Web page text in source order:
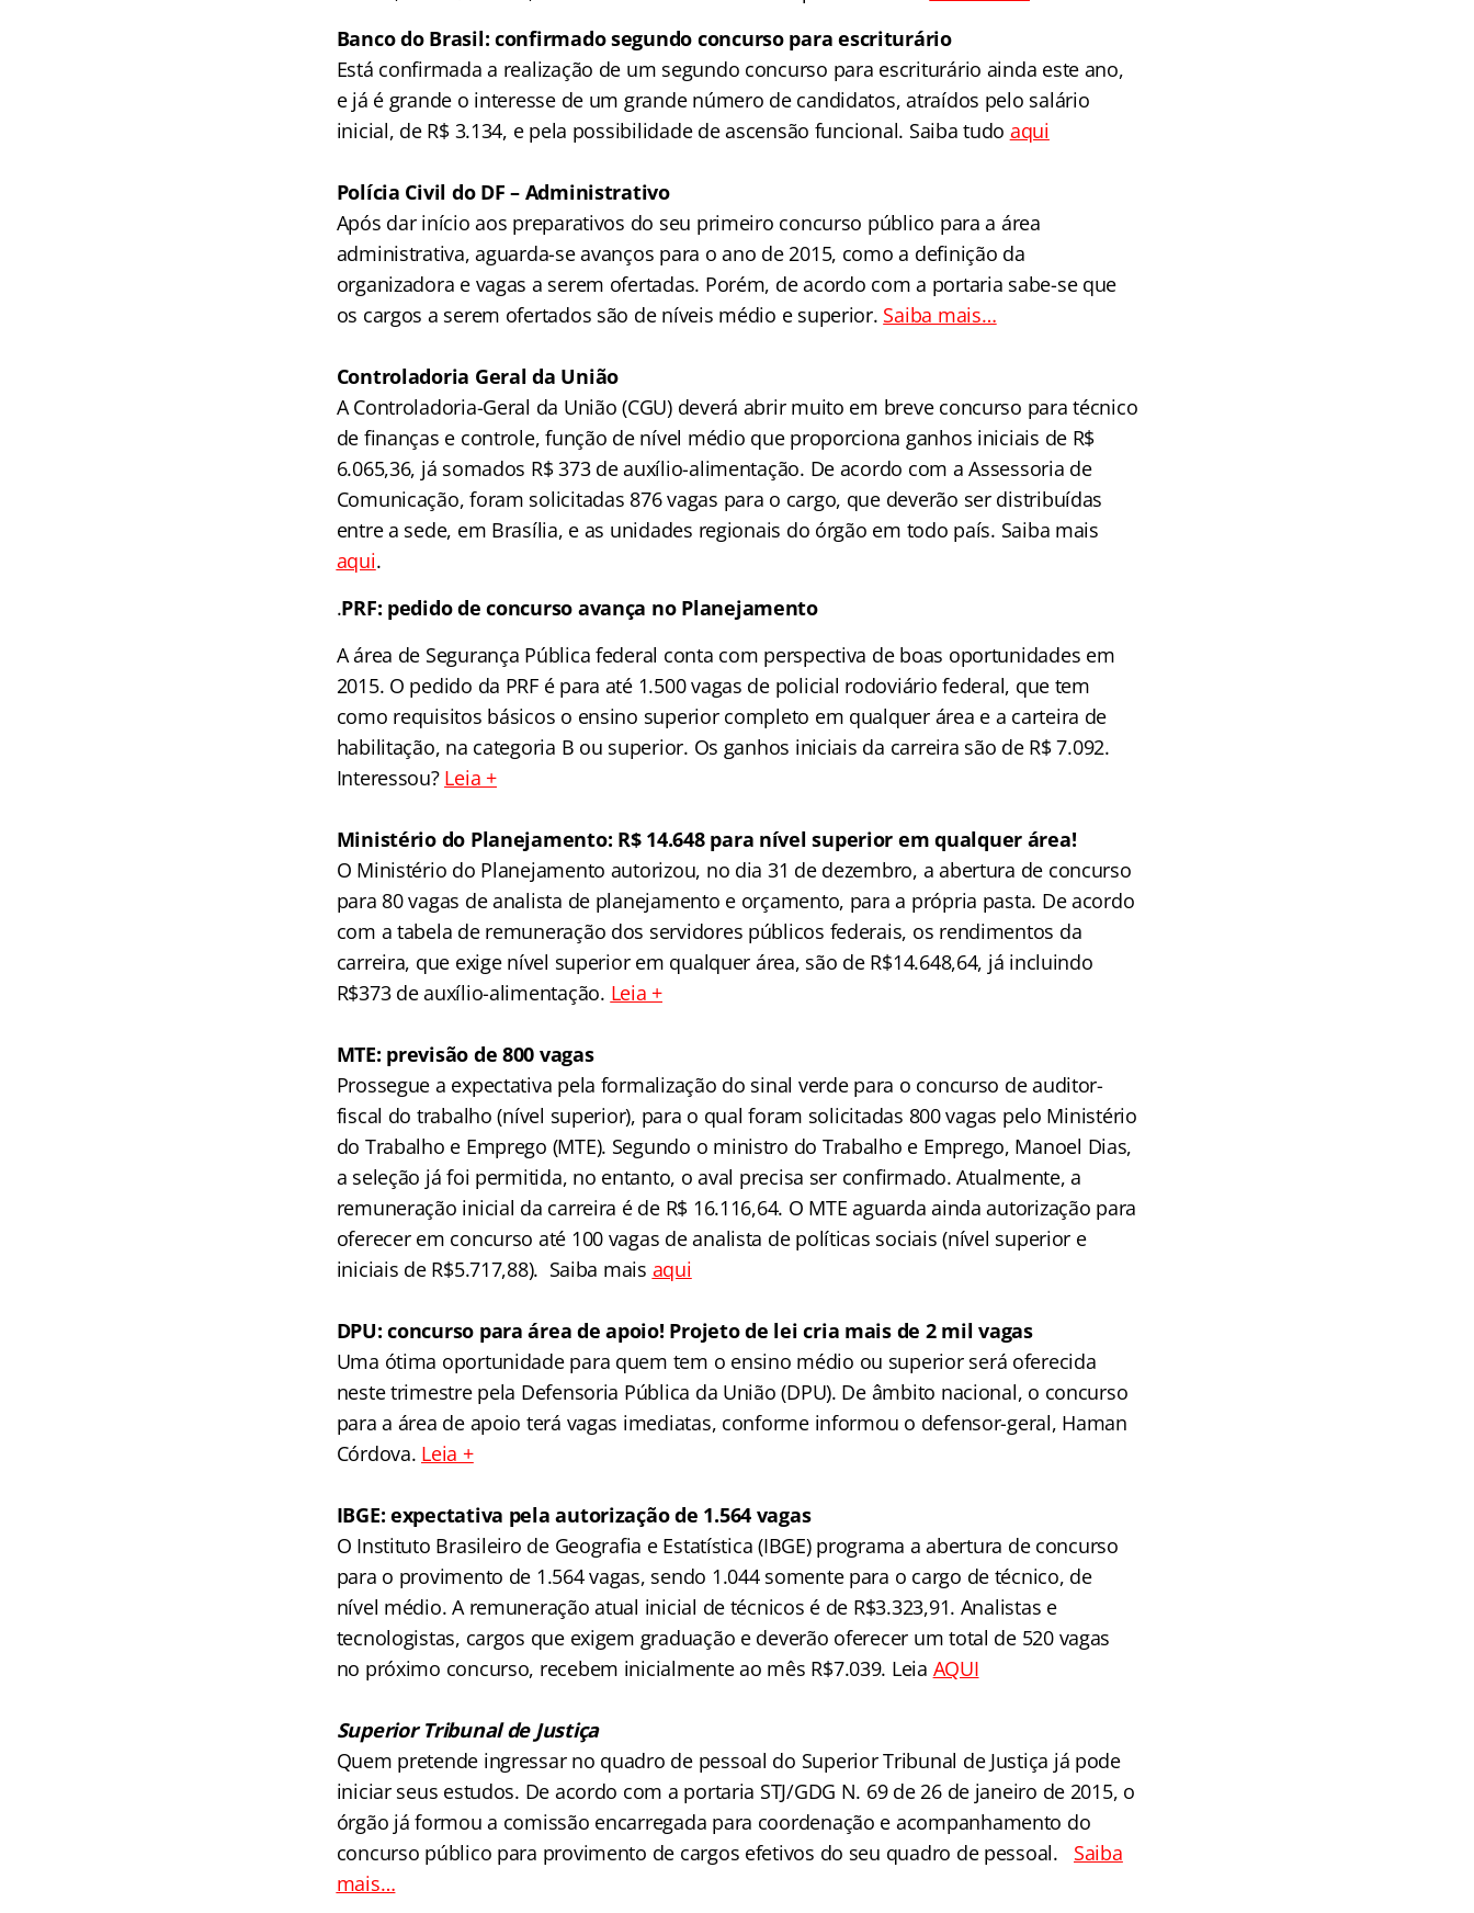
Banco do Brasil: confirmado segundo concurso para escriturário
Está confirmada a realização de um segundo concurso para escriturário ainda este ano,
e já é grande o interesse de um grande número de candidatos, atraídos pelo salário
inicial, de R$ 3.134, e pela possibilidade de ascensão funcional. Saiba tudo aqui
Polícia Civil do DF – Administrativo
Após dar início aos preparativos do seu primeiro concurso público para a área
administrativa, aguarda-se avanços para o ano de 2015, como a definição da
organizadora e vagas a serem ofertadas. Porém, de acordo com a portaria sabe-se que
os cargos a serem ofertados são de níveis médio e superior. Saiba mais…
Controladoria Geral da União
A Controladoria-Geral da União (CGU) deverá abrir muito em breve concurso para técnico
de finanças e controle, função de nível médio que proporciona ganhos iniciais de R$
6.065,36, já somados R$ 373 de auxílio-alimentação. De acordo com a Assessoria de
Comunicação, foram solicitadas 876 vagas para o cargo, que deverão ser distribuídas
entre a sede, em Brasília, e as unidades regionais do órgão em todo país. Saiba mais
aqui.
.PRF: pedido de concurso avança no Planejamento
A área de Segurança Pública federal conta com perspectiva de boas oportunidades em
2015. O pedido da PRF é para até 1.500 vagas de policial rodoviário federal, que tem
como requisitos básicos o ensino superior completo em qualquer área e a carteira de
habilitação, na categoria B ou superior. Os ganhos iniciais da carreira são de R$ 7.092.
Interessou? Leia +
Ministério do Planejamento: R$ 14.648 para nível superior em qualquer área!
O Ministério do Planejamento autorizou, no dia 31 de dezembro, a abertura de concurso
para 80 vagas de analista de planejamento e orçamento, para a própria pasta. De acordo
com a tabela de remuneração dos servidores públicos federais, os rendimentos da
carreira, que exige nível superior em qualquer área, são de R$14.648,64, já incluindo
R$373 de auxílio-alimentação. Leia +
MTE: previsão de 800 vagas
Prossegue a expectativa pela formalização do sinal verde para o concurso de auditor-
fiscal do trabalho (nível superior), para o qual foram solicitadas 800 vagas pelo Ministério
do Trabalho e Emprego (MTE). Segundo o ministro do Trabalho e Emprego, Manoel Dias,
a seleção já foi permitida, no entanto, o aval precisa ser confirmado. Atualmente, a
remuneração inicial da carreira é de R$ 16.116,64. O MTE aguarda ainda autorização para
oferecer em concurso até 100 vagas de analista de políticas sociais (nível superior e
iniciais de R$5.717,88). Saiba mais aqui
DPU: concurso para área de apoio! Projeto de lei cria mais de 2 mil vagas
Uma ótima oportunidade para quem tem o ensino médio ou superior será oferecida
neste trimestre pela Defensoria Pública da União (DPU). De âmbito nacional, o concurso
para a área de apoio terá vagas imediatas, conforme informou o defensor-geral, Haman
Córdova. Leia +
IBGE: expectativa pela autorização de 1.564 vagas
O Instituto Brasileiro de Geografia e Estatística (IBGE) programa a abertura de concurso
para o provimento de 1.564 vagas, sendo 1.044 somente para o cargo de técnico, de
nível médio. A remuneração atual inicial de técnicos é de R$3.323,91. Analistas e
tecnologistas, cargos que exigem graduação e deverão oferecer um total de 520 vagas
no próximo concurso, recebem inicialmente ao mês R$7.039. Leia AQUI
Superior Tribunal de Justiça
Quem pretende ingressar no quadro de pessoal do Superior Tribunal de Justiça já pode
iniciar seus estudos. De acordo com a portaria STJ/GDG N. 69 de 26 de janeiro de 2015, o
órgão já formou a comissão encarregada para coordenação e acompanhamento do
concurso público para provimento de cargos efetivos do seu quadro de pessoal. Saiba
mais…